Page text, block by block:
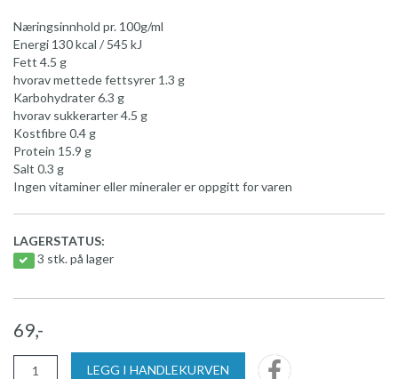
Næringsinnhold pr. 100g/ml
Energi 130 kcal / 545 kJ
Fett 4.5 g
hvorav mettede fettsyrer 1.3 g
Karbohydrater 6.3 g
hvorav sukkerarter 4.5 g
Kostfibre 0.4 g
Protein 15.9 g
Salt 0.3 g
Ingen vitaminer eller mineraler er oppgitt for varen
LAGERSTATUS:
3 stk. på lager
69,-
LEGG I HANDLEKURVEN